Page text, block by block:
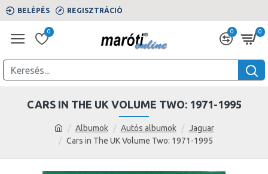
BELÉPÉS REGISZTRÁCIÓ
0 0 0
Albumok Autós albumok
Jaguar
Cars in The UK Volume Two: 1971-1995
CARS IN THE UK VOLUME TWO: 1971-1995